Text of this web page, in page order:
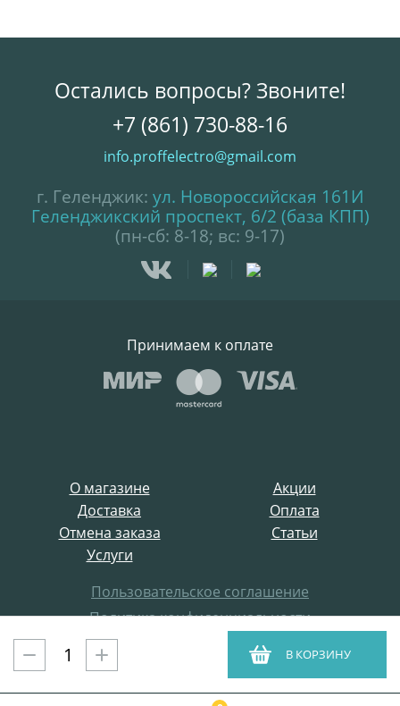
В КОРЗИНУ
О магазине
Акции
Доставка
Оплата
Отмена заказа
Статьи
Услуги
Пользовательское соглашение
Политика конфиденциальности
Все права защищены
ProffElectro.ru © 2021
Остались вопросы? Звоните!
+7 (861) 730-88-16
info.proffelectro@gmail.com
г. Геленджик: ул. Новороссийская 161И
Геленджикский проспект, 6/2 (база КПП)
(пн-сб: 8-18; вс: 9-17)
Принимаем к оплате